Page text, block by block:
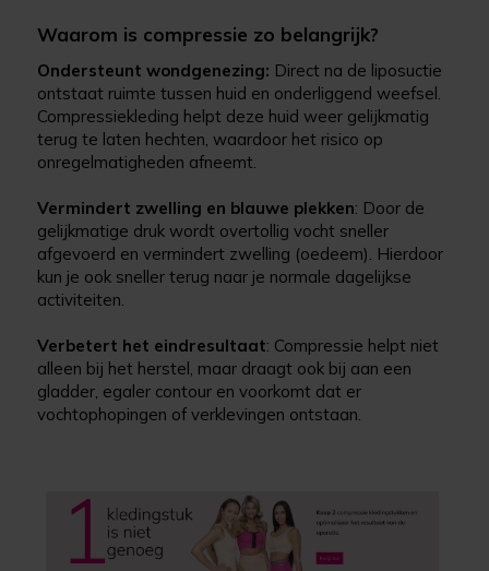
Waarom is compressie zo belangrijk?
Ondersteunt wondgenezing: Direct na de liposuctie
ontstaat ruimte tussen huid en onderliggend weefsel.
Compressiekleding helpt deze huid weer gelijkmatig
terug te laten hechten, waardoor het risico op
onregelmatigheden afneemt.
Vermindert zwelling en blauwe plekken: Door de
gelijkmatige druk wordt overtollig vocht sneller
afgevoerd en vermindert zwelling (oedeem). Hierdoor
kun je ook sneller terug naar je normale dagelijkse
activiteiten.
Verbetert het eindresultaat: Compressie helpt niet
alleen bij het herstel, maar draagt ook bij aan een
gladder, egaler contour en voorkomt dat er
vochtophopingen of verklevingen ontstaan.